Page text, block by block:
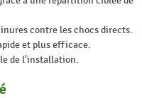
contre les chocs directs.
et plus efficace.
de l'installation.